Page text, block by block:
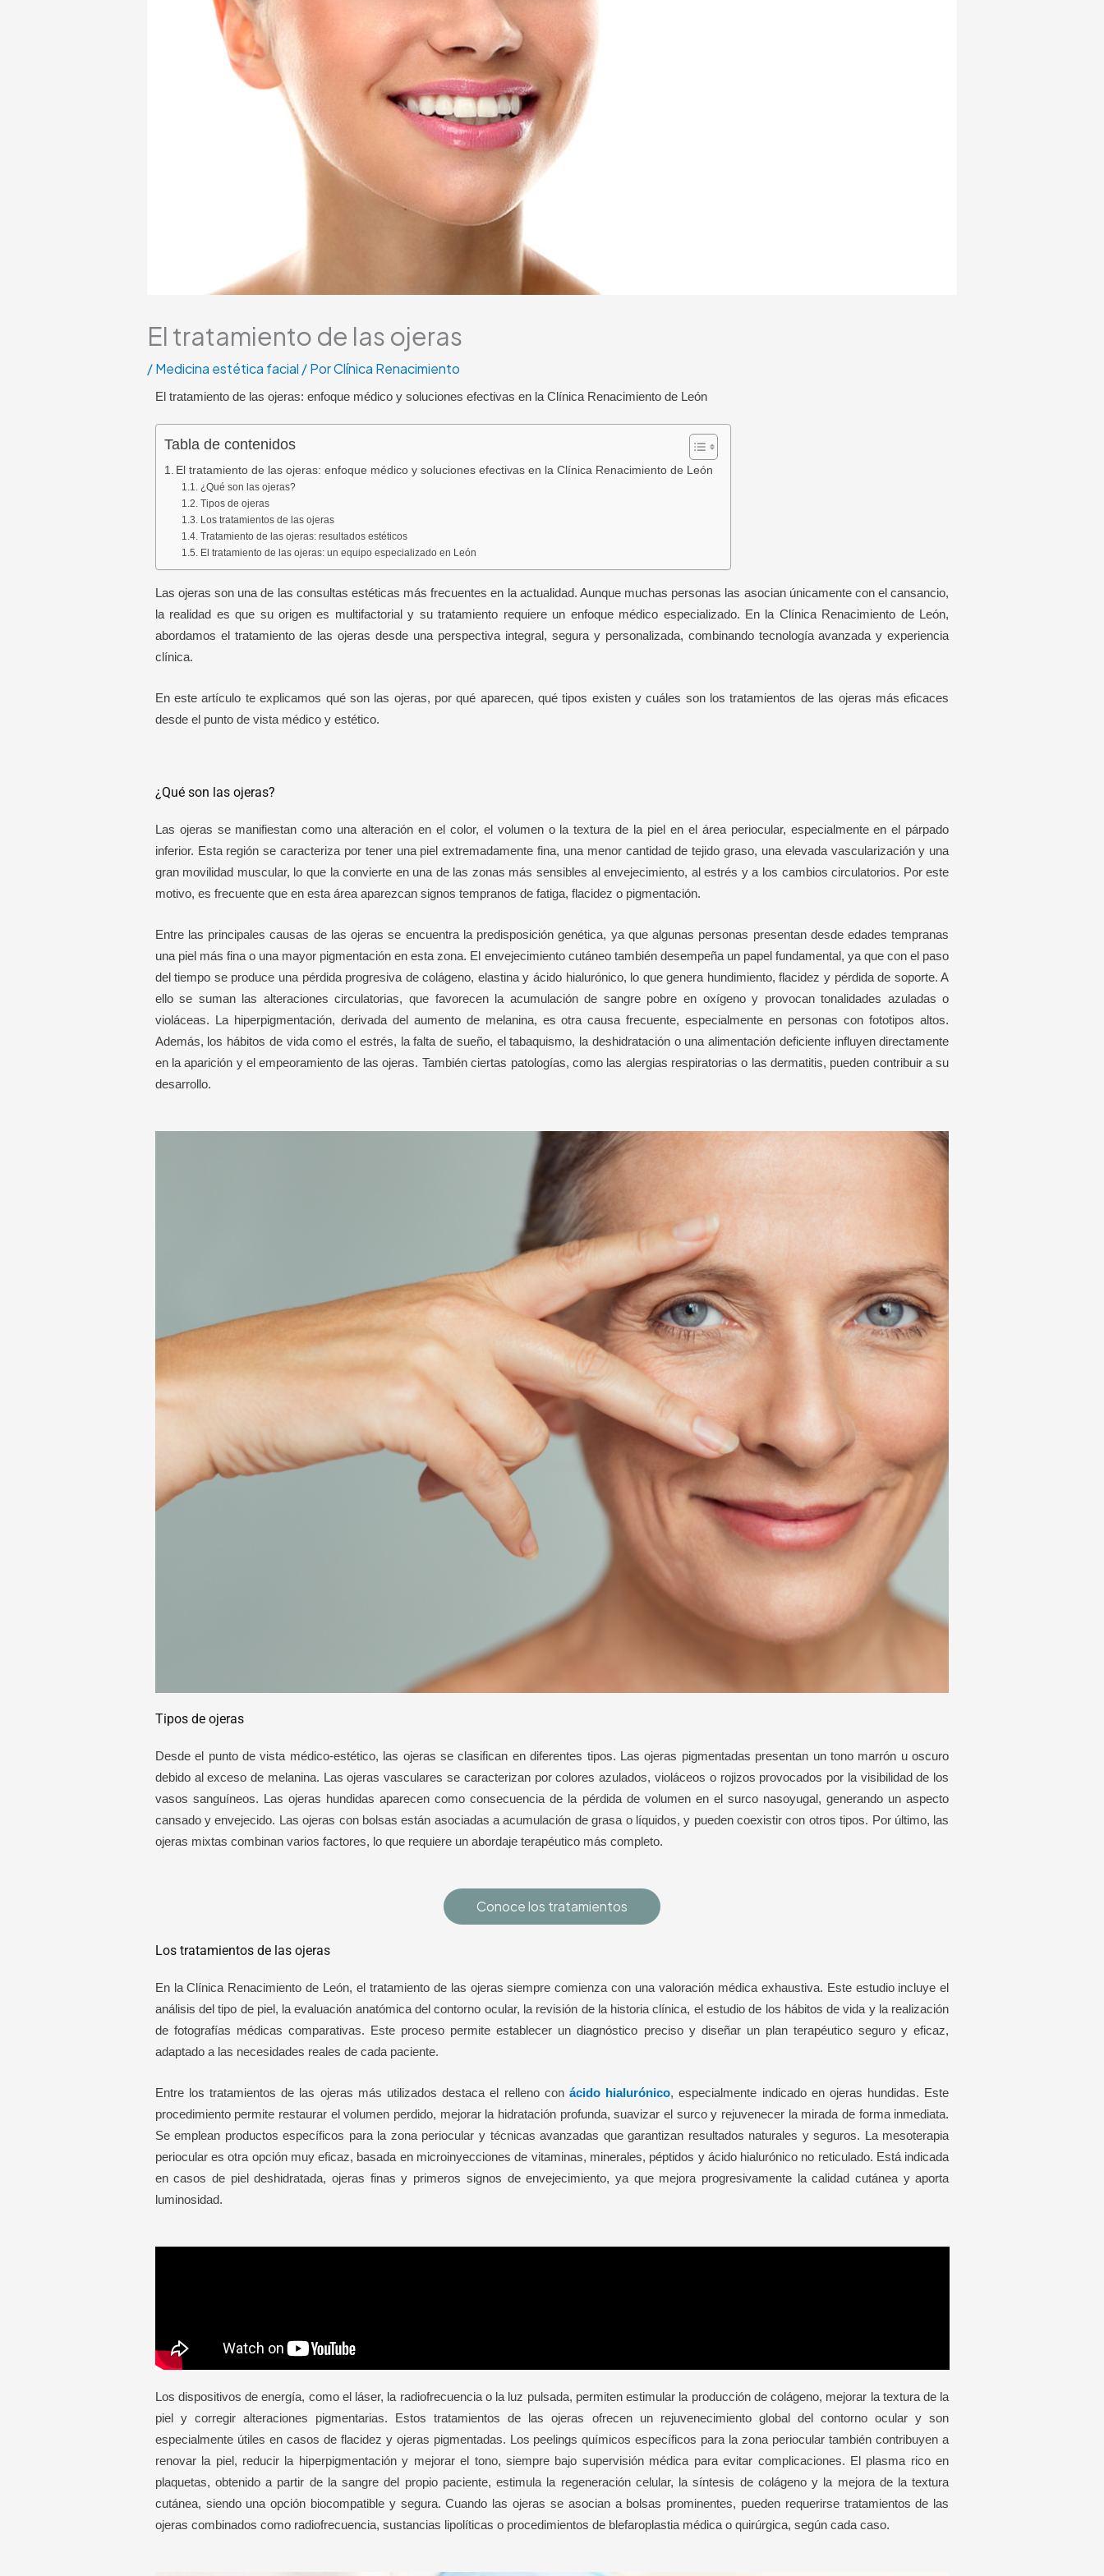
El tratamiento de las ojeras
/Medicina estética facial / PorClínica Renacimiento
El tratamiento de las ojeras: enfoque médico y soluciones efectivas en la Clínica Renacimiento de León
Tabla de contenidos
El tratamiento de las ojeras: enfoque médico y soluciones efectivas en la Clínica Renacimiento de León
¿Qué son las ojeras?
Tipos de ojeras
Los tratamientos de las ojeras
Tratamiento de las ojeras: resultados estéticos
El tratamiento de las ojeras: un equipo especializado en León
Las ojeras son una de las consultas estéticas más frecuentes en la actualidad. Aunque muchas personas las asocian únicamente con el cansancio,
la realidad es que su origen es multifactorial y su tratamiento requiere un enfoque médico especializado. En la Clínica Renacimiento de León,
abordamos el tratamiento de las ojeras desde una perspectiva integral, segura y personalizada, combinando tecnología avanzada y experiencia
clínica.
En este artículo te explicamos qué son las ojeras, por qué aparecen, qué tipos existen y cuáles son los tratamientos de las ojeras más eficaces
desde el punto de vista médico y estético.
¿Qué son las ojeras?
Las ojeras se manifiestan como una alteración en el color, el volumen o la textura de la piel en el área periocular, especialmente en el párpado
inferior. Esta región se caracteriza por tener una piel extremadamente fina, una menor cantidad de tejido graso, una elevada vascularización y una
gran movilidad muscular, lo que la convierte en una de las zonas más sensibles al envejecimiento, al estrés y a los cambios circulatorios. Por este
motivo, es frecuente que en esta área aparezcan signos tempranos de fatiga, flacidez o pigmentación.
Entre las principales causas de las ojeras se encuentra la predisposición genética, ya que algunas personas presentan desde edades tempranas
una piel más fina o una mayor pigmentación en esta zona. El envejecimiento cutáneo también desempeña un papel fundamental, ya que con el paso
del tiempo se produce una pérdida progresiva de colágeno, elastina y ácido hialurónico, lo que genera hundimiento, flacidez y pérdida de soporte. A
ello se suman las alteraciones circulatorias, que favorecen la acumulación de sangre pobre en oxígeno y provocan tonalidades azuladas o
violáceas. La hiperpigmentación, derivada del aumento de melanina, es otra causa frecuente, especialmente en personas con fototipos altos.
Además, los hábitos de vida como el estrés, la falta de sueño, el tabaquismo, la deshidratación o una alimentación deficiente influyen directamente
en la aparición y el empeoramiento de las ojeras. También ciertas patologías, como las alergias respiratorias o las dermatitis, pueden contribuir a su
desarrollo.
Tipos de ojeras
Desde el punto de vista médico-estético, las ojeras se clasifican en diferentes tipos. Las ojeras pigmentadas presentan un tono marrón u oscuro
debido al exceso de melanina. Las ojeras vasculares se caracterizan por colores azulados, violáceos o rojizos provocados por la visibilidad de los
vasos sanguíneos. Las ojeras hundidas aparecen como consecuencia de la pérdida de volumen en el surco nasoyugal, generando un aspecto
cansado y envejecido. Las ojeras con bolsas están asociadas a acumulación de grasa o líquidos, y pueden coexistir con otros tipos. Por último, las
ojeras mixtas combinan varios factores, lo que requiere un abordaje terapéutico más completo.
Conoce los tratamientos
Los tratamientos de las ojeras
En la Clínica Renacimiento de León, el tratamiento de las ojeras siempre comienza con una valoración médica exhaustiva. Este estudio incluye el
análisis del tipo de piel, la evaluación anatómica del contorno ocular, la revisión de la historia clínica, el estudio de los hábitos de vida y la realización
de fotografías médicas comparativas. Este proceso permite establecer un diagnóstico preciso y diseñar un plan terapéutico seguro y eficaz,
adaptado a las necesidades reales de cada paciente.
Entre los tratamientos de las ojeras más utilizados destaca el relleno con ácido hialurónico, especialmente indicado en ojeras hundidas. Este
procedimiento permite restaurar el volumen perdido, mejorar la hidratación profunda, suavizar el surco y rejuvenecer la mirada de forma inmediata.
Se emplean productos específicos para la zona periocular y técnicas avanzadas que garantizan resultados naturales y seguros. La mesoterapia
periocular es otra opción muy eficaz, basada en microinyecciones de vitaminas, minerales, péptidos y ácido hialurónico no reticulado. Está indicada
en casos de piel deshidratada, ojeras finas y primeros signos de envejecimiento, ya que mejora progresivamente la calidad cutánea y aporta
luminosidad.
Los dispositivos de energía, como el láser, la radiofrecuencia o la luz pulsada, permiten estimular la producción de colágeno, mejorar la textura de la
piel y corregir alteraciones pigmentarias. Estos tratamientos de las ojeras ofrecen un rejuvenecimiento global del contorno ocular y son
especialmente útiles en casos de flacidez y ojeras pigmentadas. Los peelings químicos específicos para la zona periocular también contribuyen a
renovar la piel, reducir la hiperpigmentación y mejorar el tono, siempre bajo supervisión médica para evitar complicaciones. El plasma rico en
plaquetas, obtenido a partir de la sangre del propio paciente, estimula la regeneración celular, la síntesis de colágeno y la mejora de la textura
cutánea, siendo una opción biocompatible y segura. Cuando las ojeras se asocian a bolsas prominentes, pueden requerirse tratamientos de las
ojeras combinados como radiofrecuencia, sustancias lipolíticas o procedimientos de blefaroplastia médica o quirúrgica, según cada caso.